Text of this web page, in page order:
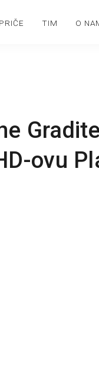
PRIČE TIM O
ovu